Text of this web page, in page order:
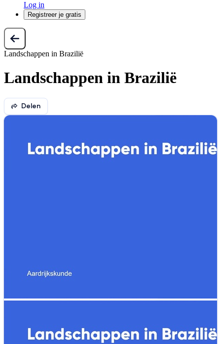
Log in
Registreer je gratis
Landschappen in Brazilië
Landschappen in Brazilië
Delen